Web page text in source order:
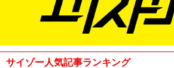
サイゾー人気記事ランキング